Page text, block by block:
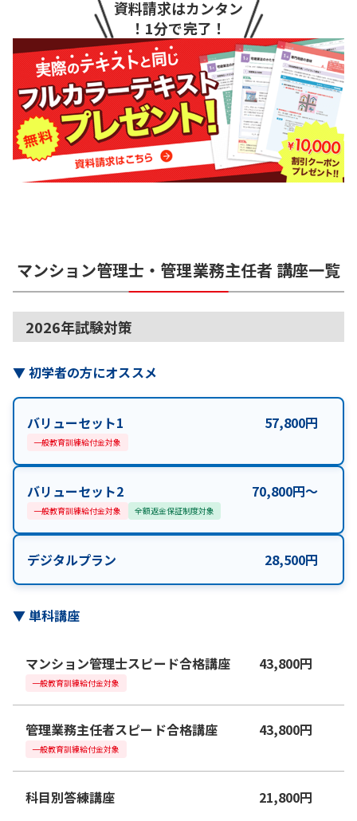
資料請求はカンタン
！1分で完了！
マンション管理士・管理業務主任者 講座一覧
2026年試験対策
▼初学者の方にオススメ
バリューセット1 57,800円
一般教育訓練給付金対象
バリューセット2 70,800円〜
一般教育訓練給付金対象 全額返金保証制度対象
デジタルプラン 28,500円
▼単科講座
マンション管理士スピード合格講座 43,800円
一般教育訓練給付金対象
管理業務主任者スピード合格講座 43,800円
一般教育訓練給付金対象
科目別答練講座 21,800円